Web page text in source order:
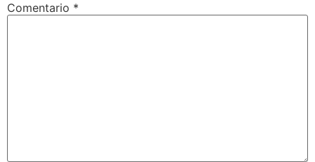
Comentario *